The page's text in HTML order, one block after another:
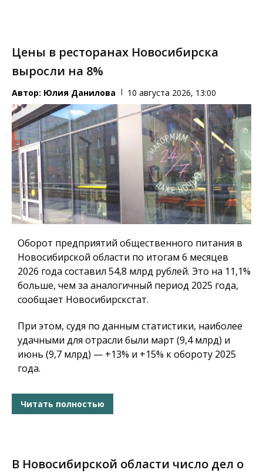
Цены в ресторанах Новосибирска
выросли на 8%
Автор: Юлия Данилова 10 августа 2026, 13:00
Оборот предприятий общественного питания в
Новосибирской области по итогам 6 месяцев
2026 года составил 54,8 млрд рублей. Это на 11,1%
больше, чем за аналогичный период 2025 года,
сообщает Новосибирскстат.
При этом, судя по данным статистики, наиболее
удачными для отрасли были март (9,4 млрд) и
июнь (9,7 млрд) — +13% и +15% к обороту 2025
года.
Читать полностью
В Новосибирской области число дел о